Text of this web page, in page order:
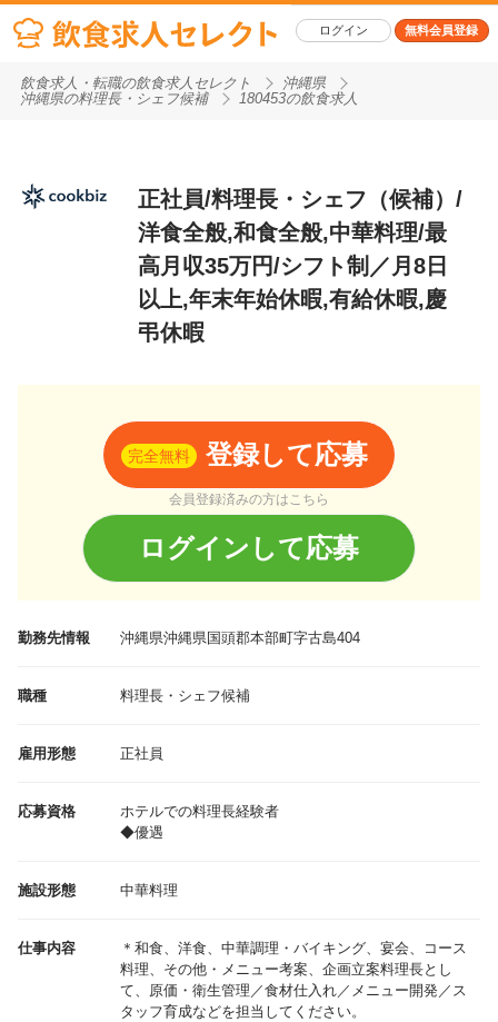
ログイン 無料会員登録
飲食求人・転職の飲食求人セレクト
沖縄県
沖縄県の料理長・シェフ候補
180453の飲食求人
正社員/料理長・シェフ（候補）/
洋食全般,和食全般,中華料理/最
高月収35万円/シフト制／月8日
以上,年末年始休暇,有給休暇,慶
弔休暇
完全無料 登録して応募
会員登録済みの方はこちら
ログインして応募
勤務先情報 沖縄県沖縄県国頭郡本部町字古島404
職種 料理長・シェフ候補
雇用形態 正社員
応募資格
ホテルでの料理長経験者
◆優遇
施設形態 中華料理
仕事内容
＊和食、洋食、中華調理・バイキング、宴会、コース
料理、その他・メニュー考案、企画立案料理長とし
て、原価・衛生管理／食材仕入れ／メニュー開発／ス
タッフ育成などを担当してください。